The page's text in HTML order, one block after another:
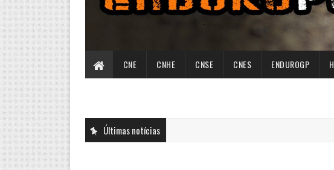
CNE CNHE CNSE CNES ENDUROGP
Últimas notícias